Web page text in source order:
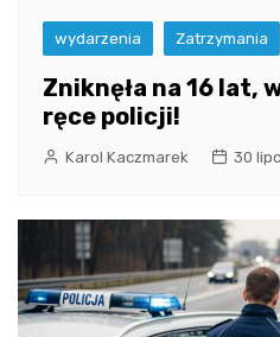
wydarzenia Zatrzymania
Zniknęła na 16 lat,
ręce policji!
Karol Kaczmarek 30